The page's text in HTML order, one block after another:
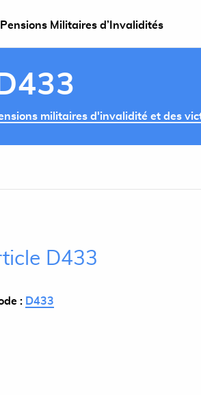
Militaires d’Invalidités
militaires d'invalidité et des
D433
: D433